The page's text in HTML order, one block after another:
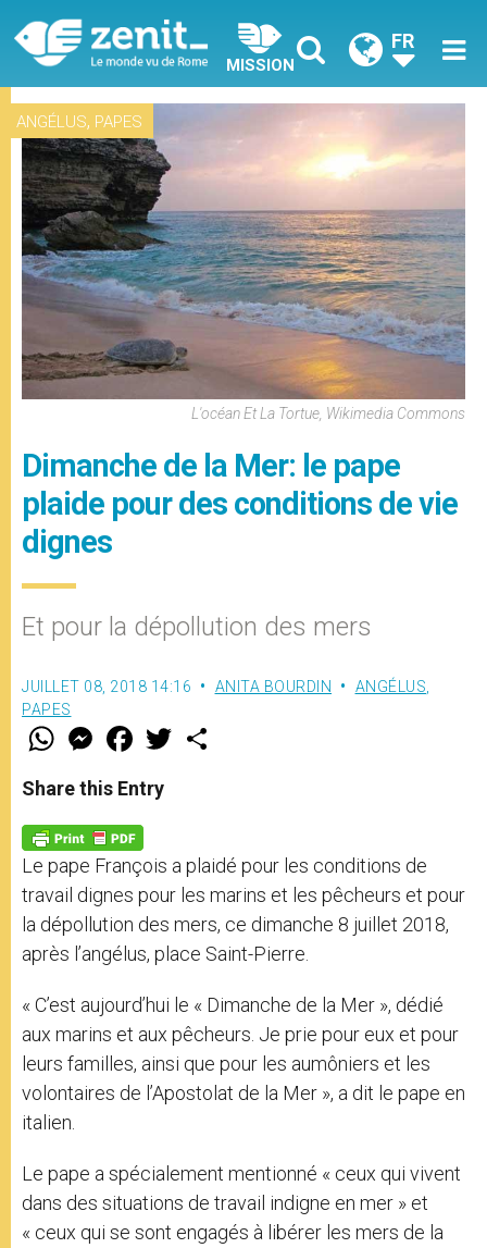
MISSION
FR
ANGÉLUS, PAPES
L'océan Et La Tortue, Wikimedia Commons
Dimanche de la Mer: le pape
plaide pour des conditions de vie
dignes
Et pour la dépollution des mers
JUILLET 08, 2018 14:16 ANITA BOURDIN ANGÉLUS
PAPES
W
t
s
p
p
M
e
s
e
g
e
r
F
a
e
b
o
k
w
Share this Entry
Le pape François a plaidé pour les conditions de
travail dignes pour les marins et les pêcheurs et pour
la dépollution des mers, ce dimanche 8 juillet 2018,
après l’angélus, place Saint-Pierre.
« C’est aujourd’hui le « Dimanche de la Mer », dédié
aux marins et aux pêcheurs. Je prie pour eux et pour
leurs familles, ainsi que pour les aumôniers et les
volontaires de l’Apostolat de la Mer », a dit le pape en
italien.
Le pape a spécialement mentionné « ceux qui vivent
dans des situations de travail indigne en mer » et
« ceux qui se sont engagés à libérer les mers de la